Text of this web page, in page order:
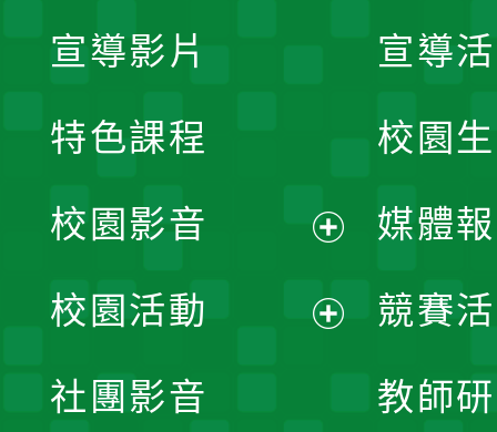
宣導
校園
媒體
競賽
教師
宣導影片
特色課程
校園影音
開
校園活動
社團影音